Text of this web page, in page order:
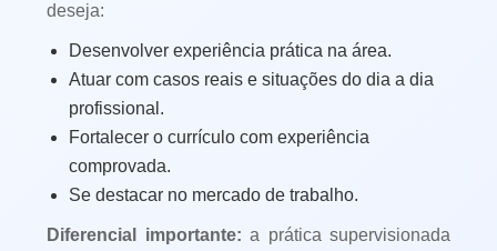
deseja:
Desenvolver experiência prática na área.
Atuar com casos reais e situações do dia a dia
profissional.
Fortalecer o currículo com experiência
comprovada.
Se destacar no mercado de trabalho.
Diferencial importante: a prática supervisionada